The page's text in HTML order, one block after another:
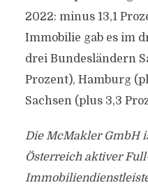
2022: minus 13,1
Immobilie gab es im
drei Bundesländern
Prozent), Hamburg
Sachsen (plus 3,3
Die McMakler GmbH
Österreich aktiver